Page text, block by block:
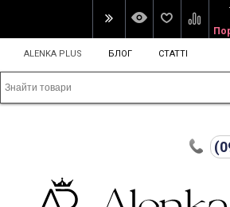
ALENKA PLUS БЛОГ СТАТТІ